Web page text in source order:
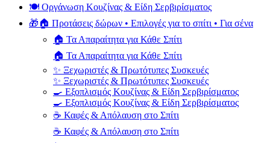
🍽️ Οργάνωση Κουζίνας & Είδη Σερβιρίσματος
🎁🏠 Προτάσεις δώρων • Επιλογές για το σπίτι • Για σένα
🏠 Τα Απαραίτητα για Κάθε Σπίτι
🏠 Τα Απαραίτητα για Κάθε Σπίτι
✨ Ξεχωριστές & Πρωτότυπες Συσκευές
✨ Ξεχωριστές & Πρωτότυπες Συσκευές
🍳 Εξοπλισμός Κουζίνας & Είδη Σερβιρίσματος
🍳 Εξοπλισμός Κουζίνας & Είδη Σερβιρίσματος
☕ Καφές & Απόλαυση στο Σπίτι
☕ Καφές & Απόλαυση στο Σπίτι